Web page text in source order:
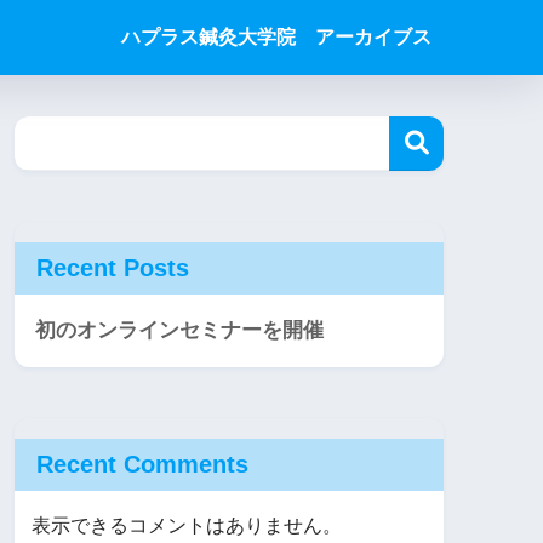
ハプラス鍼灸大学院 アーカイブス
Recent Posts
初のオンラインセミナーを開催
Recent Comments
表示できるコメントはありません。